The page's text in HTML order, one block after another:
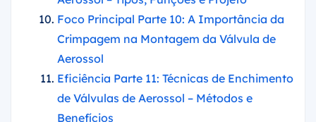
Foco Principal Parte 10: A Importância da
Crimpagem na Montagem da Válvula de
Aerossol
Eficiência Parte 11: Técnicas de Enchimento
de Válvulas de Aerossol – Métodos e
Benefícios